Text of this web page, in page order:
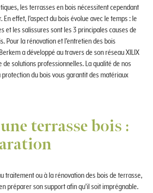
les terrasses en bois nécessitent cependant
effet, l’aspect du bois évolue avec le temps : le
et les salissures sont les 3 principales causes de
Pour la rénovation et l’entretien des bois
a développé au travers de son réseau XILIX
de solutions professionnelles. La qualité de nos
du bois vous garantit des matériaux
terrasse bois :
traitement ou à la rénovation des bois de terrasse,
préparer son support afin qu’il soit imprégnable.